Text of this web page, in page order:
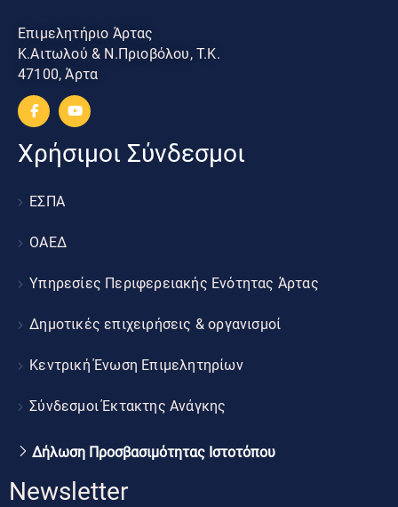
Επιμελητήριο Άρτας
Κ.Αιτωλού & Ν.Πριοβόλου, Τ.Κ.
47100, Άρτα
Χρήσιμοι Σύνδεσμοι
ΕΣΠΑ
ΟΑΕΔ
Υπηρεσίες Περιφερειακής Ενότητας Άρτας
Δημοτικές επιχειρήσεις & οργανισμοί
Κεντρική Ένωση Επιμελητηρίων
Σύνδεσμοι Έκτακτης Ανάγκης
Δήλωση Προσβασιμότητας Ιστοτόπου
Newsletter